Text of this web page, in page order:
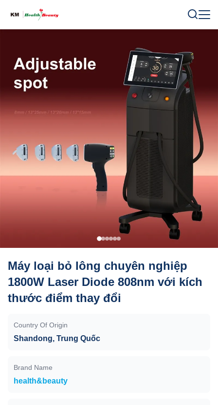
Máy loại bỏ lông chuyên nghiệp
1800W Laser Diode 808nm với kích
thước điểm thay đổi
Country Of Origin
Shandong, Trung Quốc
Brand Name
health&beauty